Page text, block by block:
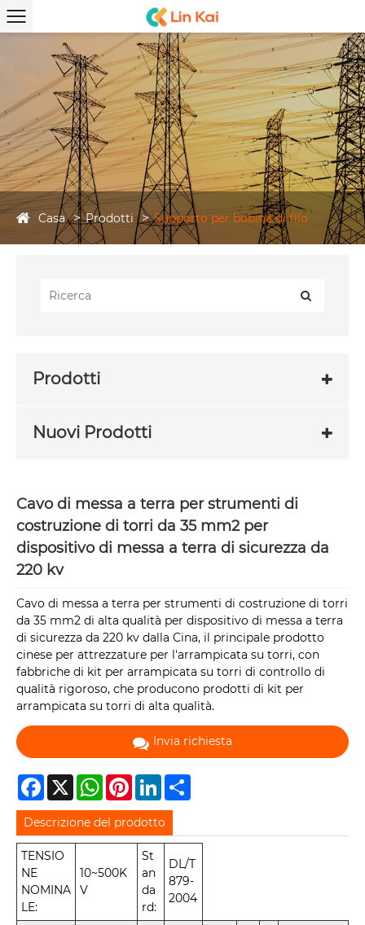
Casa Prodotti Supporto per bobina di filo
Prodotti
Nuovi Prodotti
Cavo di messa a terra per strumenti di
costruzione di torri da 35 mm2 per
dispositivo di messa a terra di sicurezza da
220 kv
Cavo di messa a terra per strumenti di costruzione di torri
da 35 mm2 di alta qualità per dispositivo di messa a terra
di sicurezza da 220 kv dalla Cina, il principale prodotto
cinese per attrezzature per l'arrampicata su torri, con
fabbriche di kit per arrampicata su torri di controllo di
qualità rigoroso, che producono prodotti di kit per
arrampicata su torri di alta qualità.
Invia richiesta
Facebook
X WhatsAppPinterestLinkedIn
Descrizione del prodotto
TENSIO
NE
NOMINA
LE:
10~500K
V
St
an
da
rd:
DL/T
879-
2004